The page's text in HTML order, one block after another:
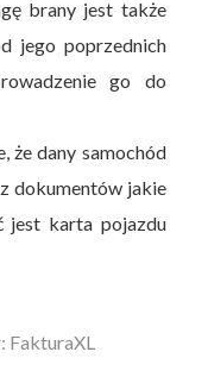
brany jest także
jego poprzednich
go do
że dany samochód
dokumentów jakie
jest karta pojazdu